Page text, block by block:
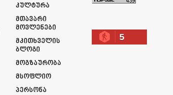
Კულტურა
Მთავარი
Მოვლენები
Მკითხველის
Ბლოგი
Მოგზაურობა
Მსოფლიო
Პერსონა
5